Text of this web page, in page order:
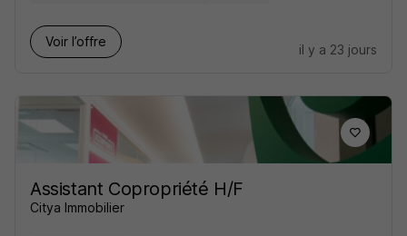
Voir l’offre
il y a 23 jours
Assistant Copropriété H/F
Citya Immobilier